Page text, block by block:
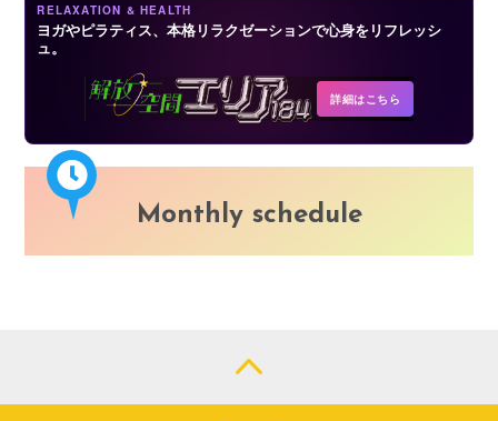
RELAXATION & HEALTH
ヨガやピラティス、本格リラクゼーションで心身をリフレッシ
ュ。
詳細はこちら
Monthly schedule